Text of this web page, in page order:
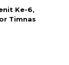
Ke-6,
Timnas